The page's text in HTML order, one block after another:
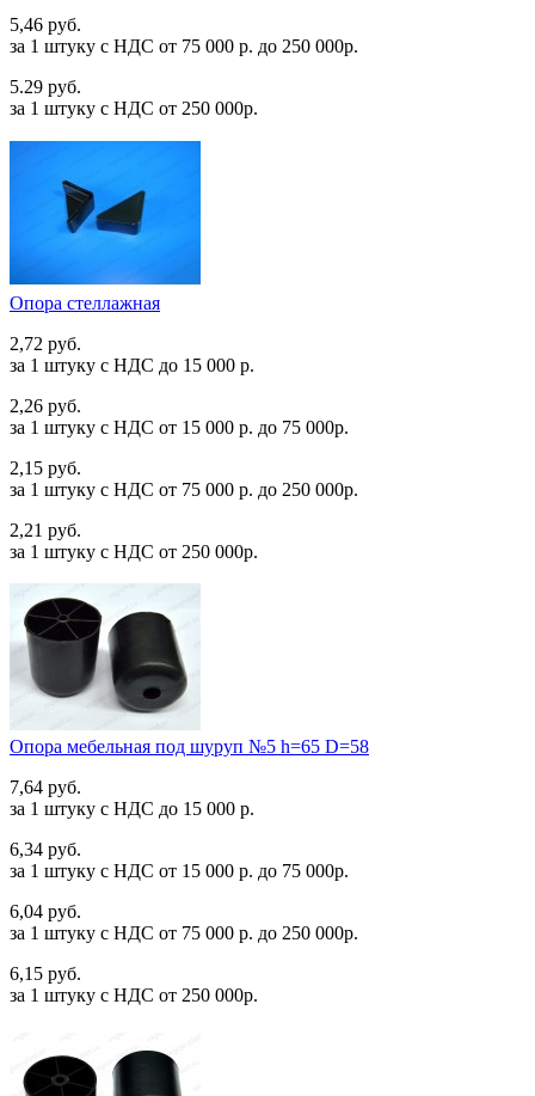
5,46 руб.
за 1 штуку c НДС от 75 000 р. до 250 000р.
5.29 руб.
за 1 штуку c НДС от 250 000р.
Опора стеллажная
2,72 руб.
за 1 штуку c НДС до 15 000 р.
2,26 руб.
за 1 штуку c НДС от 15 000 р. до 75 000р.
2,15 руб.
за 1 штуку c НДС от 75 000 р. до 250 000р.
2,21 руб.
за 1 штуку c НДС от 250 000р.
Опора мебельная под шуруп №5 h=65 D=58
7,64 руб.
за 1 штуку c НДС до 15 000 р.
6,34 руб.
за 1 штуку c НДС от 15 000 р. до 75 000р.
6,04 руб.
за 1 штуку c НДС от 75 000 р. до 250 000р.
6,15 руб.
за 1 штуку c НДС от 250 000р.